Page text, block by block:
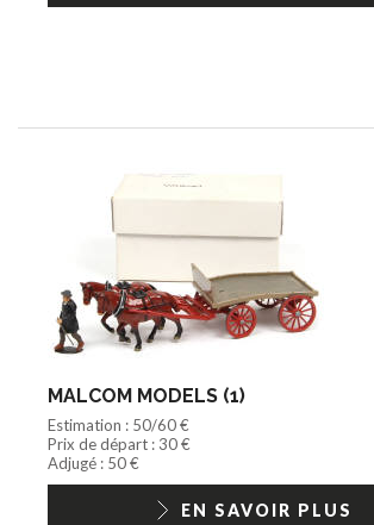
MALCOM MODELS (1)
Estimation : 50/60 €
Prix de départ : 30 €
Adjugé : 50 €
EN SAVOIR PLUS